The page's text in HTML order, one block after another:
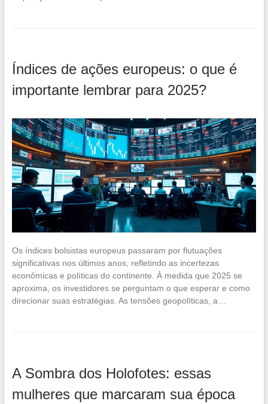
Índices de ações europeus: o que é
importante lembrar para 2025?
Os índices bolsistas europeus passaram por flutuações
significativas nos últimos anos, refletindo as incertezas
econômicas e políticas do continente. À medida que 2025 se
aproxima, os investidores se perguntam o que esperar e como
direcionar suas estratégias. As tensões geopolíticas, a…
A Sombra dos Holofotes: essas
mulheres que marcaram sua época